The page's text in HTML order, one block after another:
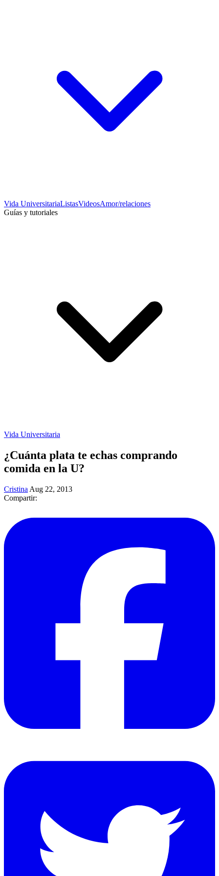
Vida UniversitariaListasVideosAmor/relaciones
Guías y tutoriales
Vida Universitaria
¿Cuánta plata te echas comprando
comida en la U?
Cristina Aug 22, 2013
Compartir: